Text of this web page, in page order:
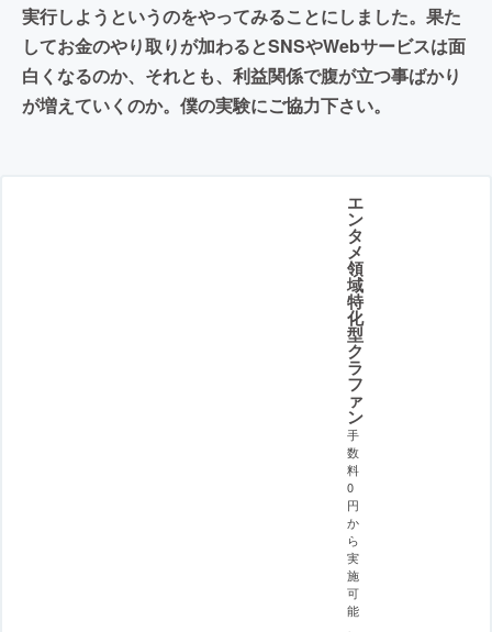
実行しようというのをやってみることにしました。果た
してお金のやり取りが加わるとSNSやWebサービスは面
白くなるのか、それとも、利益関係で腹が立つ事ばかり
が増えていくのか。僕の実験にご協力下さい。
エ
ン
タ
メ
領
域
特
化
型
ク
ラ
フ
ァ
ン
手
数
料
0
円
か
ら
実
施
可
能